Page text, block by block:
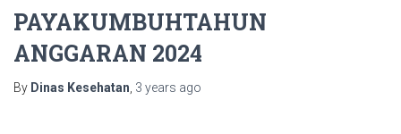
PAYAKUMBUHTAHUN
ANGGARAN 2024
By Dinas Kesehatan 3 years ago